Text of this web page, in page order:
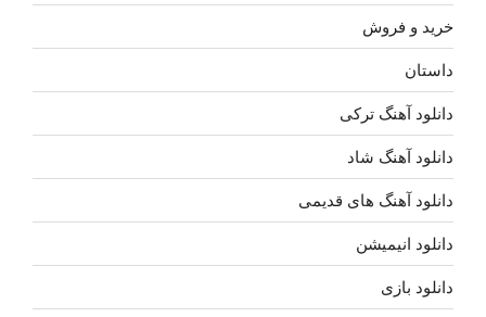
خرید و فروش
داستان
دانلود آهنگ ترکی
دانلود آهنگ شاد
دانلود آهنگ های قدیمی
دانلود انیمیشن
دانلود بازی